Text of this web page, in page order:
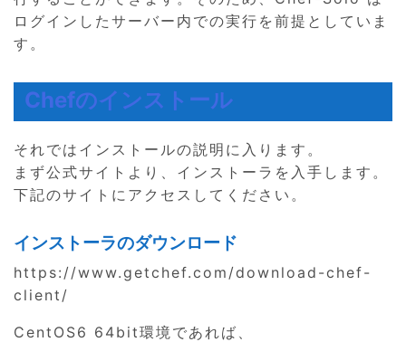
ログインしたサーバー内での実行を前提としていま
す。
Chefのインストール
それではインストールの説明に入ります。
まず公式サイトより、インストーラを入手します。
下記のサイトにアクセスしてください。
インストーラのダウンロード
https://www.getchef.com/download-chef-
client/
CentOS6 64bit環境であれば、